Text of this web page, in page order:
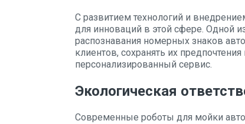
С развитием технологий и
для инноваций в этой сфере. Одной
распознавания номерных знаков
клиентов, сохранять их
персонализированный сервис.
Экологическая
Современные роботы для мойки